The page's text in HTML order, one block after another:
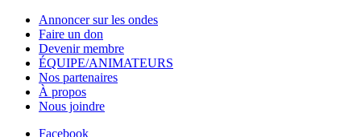
Annoncer sur les ondes
Faire un don
Devenir membre
ÉQUIPE/ANIMATEURS
Nos partenaires
À propos
Nous joindre
Facebook